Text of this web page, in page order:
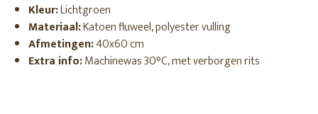
Kleur:Lichtgroen
Materiaal:Katoen fluweel, polyester vulling
Afmetingen:40x60 cm
Extra info:Machinewas 30°C, met verborgen rits